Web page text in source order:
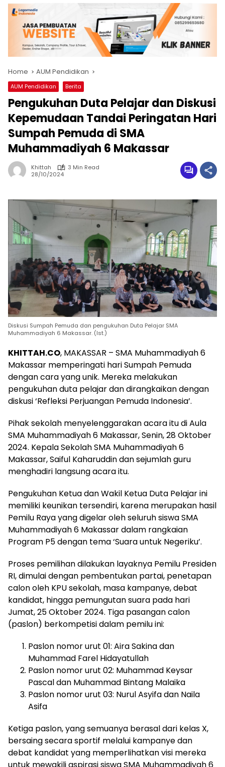
Home AUM Pendidikan
AUM Pendidikan Berita
Pengukuhan Duta Pelajar dan Diskusi
Kepemudaan Tandai Peringatan Hari
Sumpah Pemuda di SMA
Muhammadiyah 6 Makassar
Khittah
3 Min Read
28/10/2024
Diskusi Sumpah Pemuda dan pengukuhan Duta Pelajar SMA
Muhammadiyah 6 Makassar. (Ist.)
KHITTAH.CO, MAKASSAR – SMA Muhammadiyah 6
Makassar memperingati hari Sumpah Pemuda
dengan cara yang unik. Mereka melakukan
pengukuhan duta pelajar dan dirangkaikan dengan
diskusi ‘Refleksi Perjuangan Pemuda Indonesia’.
Pihak sekolah menyelenggarakan acara itu di Aula
SMA Muhammadiyah 6 Makassar, Senin, 28 Oktober
2024. Kepala Sekolah SMA Muhammadiyah 6
Makassar, Saiful Kaharuddin dan sejumlah guru
menghadiri langsung acara itu.
Pengukuhan Ketua dan Wakil Ketua Duta Pelajar ini
memiliki keunikan tersendiri, karena merupakan hasil
Pemilu Raya yang digelar oleh seluruh siswa SMA
Muhammadiyah 6 Makassar dalam rangkaian
Program P5 dengan tema ‘Suara untuk Negeriku’.
Proses pemilihan dilakukan layaknya Pemilu Presiden
RI, dimulai dengan pembentukan partai, penetapan
calon oleh KPU sekolah, masa kampanye, debat
kandidat, hingga pemungutan suara pada hari
Jumat, 25 Oktober 2024. Tiga pasangan calon
(paslon) berkompetisi dalam pemilu ini:
Paslon nomor urut 01: Aira Sakina dan
Muhammad Farel Hidayatullah
Paslon nomor urut 02: Muhammad Keysar
Pascal dan Muhammad Bintang Malaika
Paslon nomor urut 03: Nurul Asyifa dan Naila
Asifa
Ketiga paslon, yang semuanya berasal dari kelas X,
bersaing secara sportif melalui kampanye dan
debat kandidat yang memperlihatkan visi mereka